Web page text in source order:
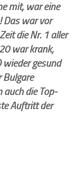
mit, war eine
Das war vor
die Nr. 1 aller
war krank,
wieder gesund
Bulgare
auch die Top-
Auftritt der